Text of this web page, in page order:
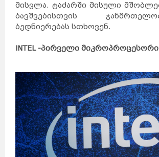
მისვლა. ტაძარში მისული
ბავშვებისთვის
ბედნიერებას სთხოვენ.
INTEL -პირველი მიკროპროცესორი